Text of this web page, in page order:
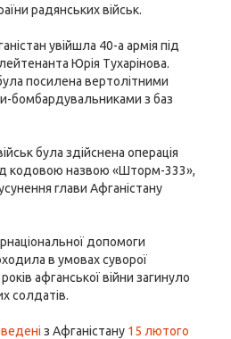
радянських військ.
увійшла 40-а армія під
Юрія Тухарінова.
посилена вертолітними
бомбардувальниками з баз
була здійснена операція
кодовою назвою «Шторм-333»,
глави Афганістану
допомоги
в умовах суворої
афганської війни загинуло
солдатів.
з Афганістану 15 лютого